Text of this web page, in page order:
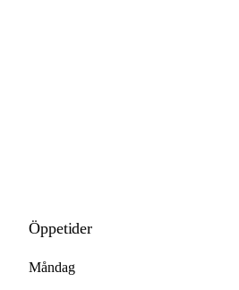
Öppetider
Måndag